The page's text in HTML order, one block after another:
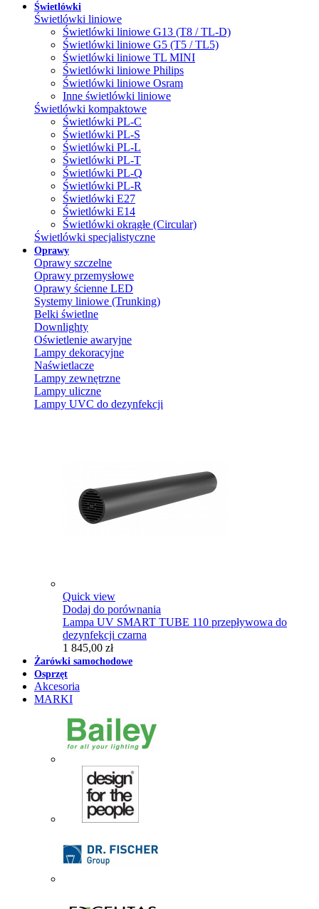
Świetlówki
Świetlówki liniowe
Świetlówki liniowe G13 (T8 / TL-D)
Świetlówki liniowe G5 (T5 / TL5)
Świetlówki liniowe TL MINI
Świetlówki liniowe Philips
Świetlówki liniowe Osram
Inne świetlówki liniowe
Świetlówki kompaktowe
Świetlówki PL-C
Świetlówki PL-S
Świetlówki PL-L
Świetlówki PL-T
Świetlówki PL-Q
Świetlówki PL-R
Świetlówki E27
Świetlówki E14
Świetlówki okrągłe (Circular)
Świetlówki specjalistyczne
Oprawy
Oprawy szczelne
Oprawy przemysłowe
Oprawy ścienne LED
Systemy liniowe (Trunking)
Belki świetlne
Downlighty
Oświetlenie awaryjne
Lampy dekoracyjne
Naświetlacze
Lampy zewnętrzne
Lampy uliczne
Lampy UVC do dezynfekcji
Quick view
Dodaj do porównania
Lampa UV SMART TUBE 110 przepływowa do
dezynfekcji czarna
1 845,00 zł
Żarówki samochodowe
Osprzęt
Akcesoria
MARKI